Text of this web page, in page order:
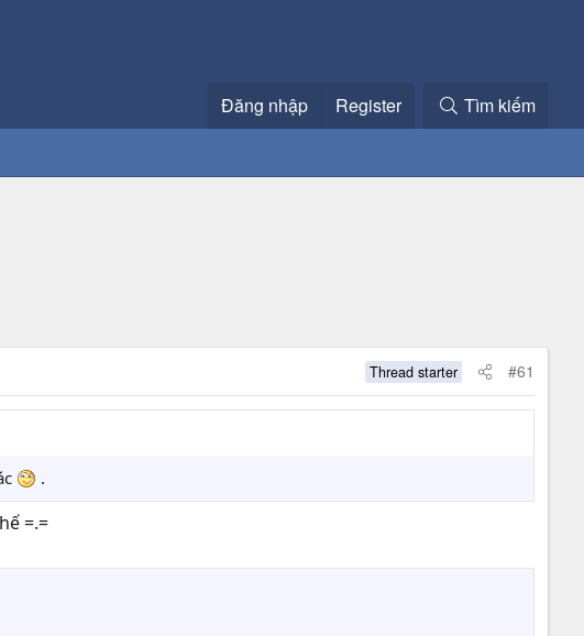
Đăng nhập Register Tìm kiếm
Thread starter #61
.
=.=